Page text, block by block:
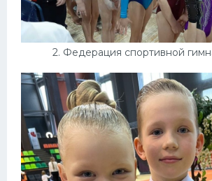
2. Федерация спортивной